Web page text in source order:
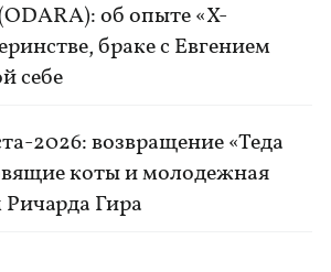
об опыте «Х-
браке с Евгением
себе
2026: возвращение «Теда
коты и молодежная
Гира